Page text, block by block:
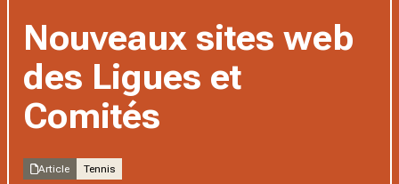
Nouveaux sites web
des Ligues et
Comités
Article Tennis